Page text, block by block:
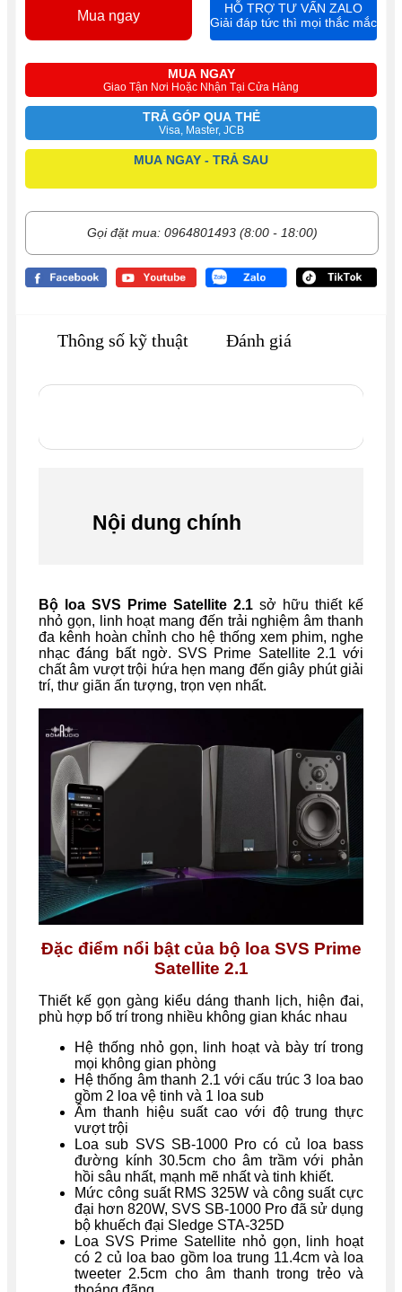
MUA NGAY
Giao Tận Nơi Hoặc Nhận Tại Cửa Hàng
TRẢ GÓP QUA THẺ
Visa, Master, JCB
MUA NGAY - TRẢ SAU
Gọi đặt mua: 0964801493 (8:00 - 18:00)
Mua ngay
HỖ TRỢ TƯ VẤN ZALO
Giải đáp tức thì mọi thắc mắc
Thông số kỹ thuật Đánh giá
Nội dung chính
Bộ loa SVS Prime Satellite 2.1 sở hữu thiết kế
nhỏ gọn, linh hoạt mang đến trải nghiệm âm thanh
đa kênh hoàn chỉnh cho hệ thống xem phim, nghe
nhạc đáng bất ngờ. SVS Prime Satellite 2.1 với
chất âm vượt trội hứa hẹn mang đến giây phút giải
trí, thư giãn ấn tượng, trọn vẹn nhất.
Đặc điểm nổi bật của bộ loa SVS Prime
Satellite 2.1
Thiết kế gọn gàng kiểu dáng thanh lịch, hiện đai,
phù hợp bố trí trong nhiều không gian khác nhau
Hệ thống nhỏ gọn, linh hoạt và bày trí trong
mọi không gian phòng
Hệ thống âm thanh 2.1 với cấu trúc 3 loa bao
gồm 2 loa vệ tinh và 1 loa sub
Âm thanh hiệu suất cao với độ trung thực
vượt trội
Loa sub SVS SB-1000 Pro có củ loa bass
đường kính 30.5cm cho âm trầm với phản
hồi sâu nhất, mạnh mẽ nhất và tinh khiết.
Mức công suất RMS 325W và công suất cực
đại hơn 820W, SVS SB-1000 Pro đã sử dụng
bộ khuếch đại Sledge STA-325D
Loa SVS Prime Satellite nhỏ gọn, linh hoạt
có 2 củ loa bao gồm loa trung 11.4cm và loa
tweeter 2.5cm cho âm thanh trong trẻo và